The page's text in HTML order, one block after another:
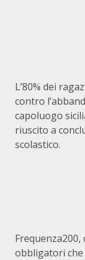
L’80% dei
contro
capoluogo
riuscito a
scolastico.
obbligatori che